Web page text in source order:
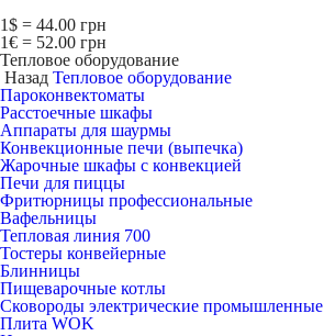
1$ = 44.00 грн
1€ = 52.00 грн
Тепловое оборудование
Назад Тепловое оборудование
Пароконвектоматы
Расcтоечные шкафы
Аппараты для шаурмы
Конвекционные печи (выпечка)
Жарочные шкафы с конвекцией
Печи для пиццы
Фритюрницы профессиональные
Вафельницы
Тепловая линия 700
Тостеры конвейерные
Блинницы
Пищеварочные котлы
Сковороды электрические промышленные
Плита WOK